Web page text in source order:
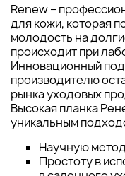
Renew –
для кожи, которая
молодость на
происходит при
Инновационный
производителю
рынка уходовых
Высокая планка
уникальным
Научную
Простоту в